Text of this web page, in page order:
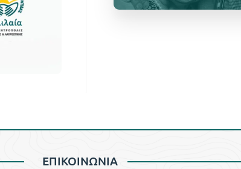
ΕΠΙΚΟΙΝΩΝΙΑ